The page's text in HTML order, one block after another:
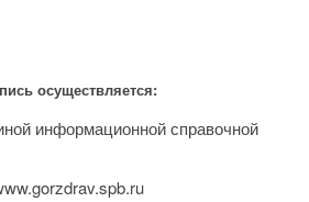
осуществляется:
информационной справочной